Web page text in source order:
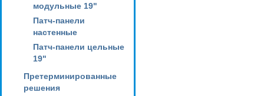
модульные 19"
Патч-панели
настенные
Патч-панели цельные
19"
Претерминированные
решения